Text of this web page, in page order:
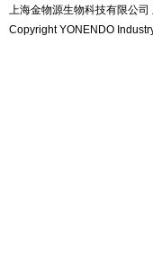
上海金物源生物科技有限公
Copyright YONENDO